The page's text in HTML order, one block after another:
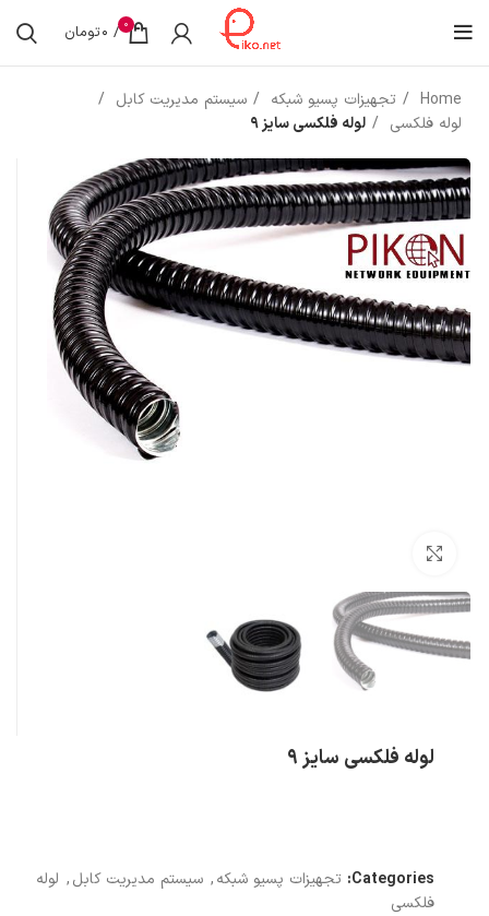
0
/
0تومان
Home تجهیزات پسیو شبکه
سیستم مدیریت کابل
لوله فلکسی
لوله فلکسی سایز 9
لوله فلکسی سایز 9
Categories: تجهیزات پسیو شبکه, سیستم مدیریت کابل, لوله
فلکسی